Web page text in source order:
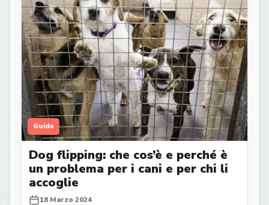
Guida
Dog flipping: che cos’è e perché è
un problema per i cani e per chi li
accoglie
18 Marzo 2024